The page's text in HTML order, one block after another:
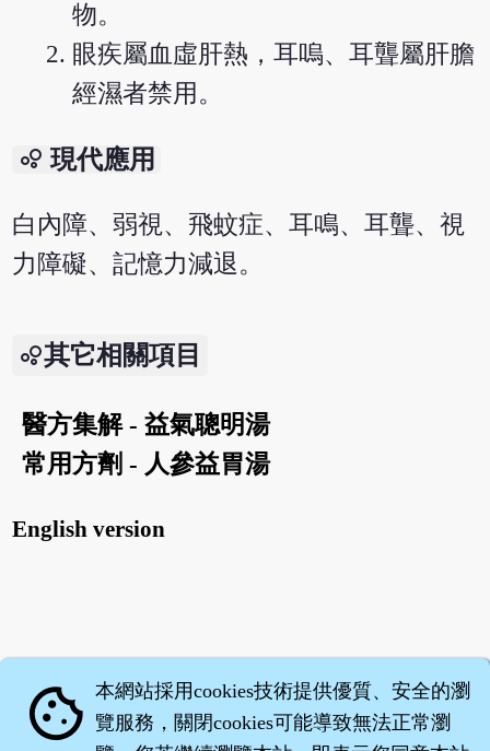
物。
眼疾屬血虛肝熱，耳嗚、耳聾屬肝膽
經濕者禁用。
bubble_chart 現代應用
白內障、弱視、飛蚊症、耳鳴、耳聾、視
力障礙、記憶力減退。
其它相關項目
醫方集解 - 益氣聰明湯
常用方劑 - 人參益胃湯
English version
cookie 本網站採用cookies技術提供優質、安全的瀏
覽服務，關閉cookies可能導致無法正常瀏